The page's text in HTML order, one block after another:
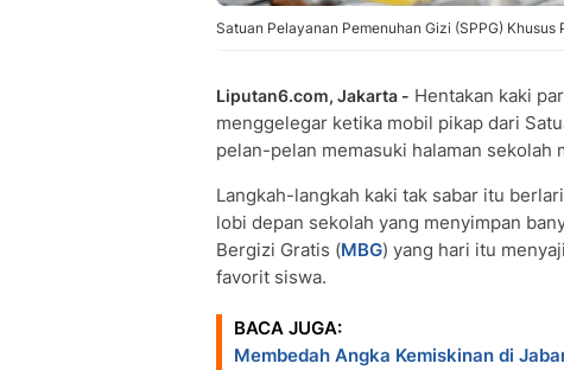
Satuan Pelayanan Pemenuhan Gizi (SPPG) Khusus
Liputan6.com, Jakarta - Hentakan kaki
menggelegar ketika mobil pikap dari
pelan-pelan memasuki halaman sekolah
Langkah-langkah kaki tak sabar itu
lobi depan sekolah yang menyimpan
Bergizi Gratis (MBG) yang hari itu
favorit siswa.
BACA JUGA:
Membedah Angka Kemiskinan di